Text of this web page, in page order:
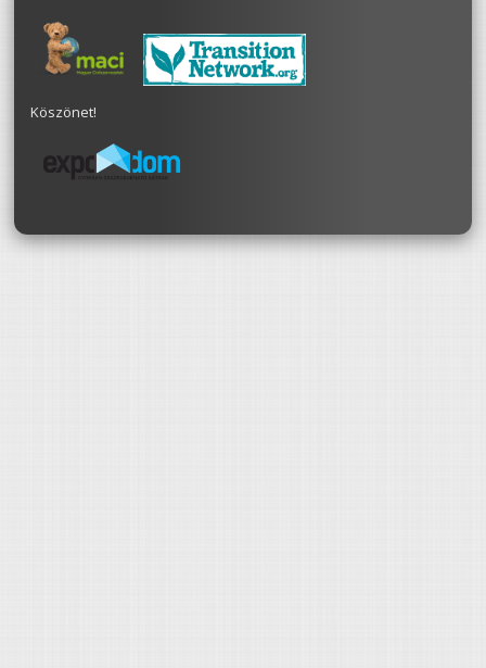
Köszönet!